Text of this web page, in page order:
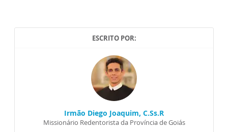
ESCRITO POR:
Irmão Diego Joaquim, C.Ss.R
Missionário Redentorista da Província de Goiás